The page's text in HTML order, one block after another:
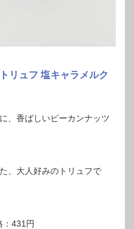
リュフ 塩キャラメルク
、香ばしいピーカンナッツ
、大人好みのトリュフで
431円